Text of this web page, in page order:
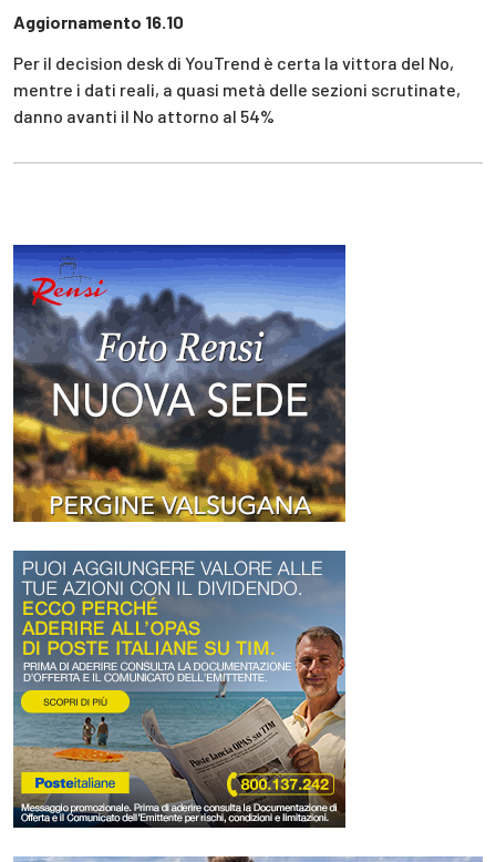
Aggiornamento 16.10
Per il decision desk di YouTrend è certa la vittora del No,
mentre i dati reali, a quasi metà delle sezioni scrutinate,
danno avanti il No attorno al 54%